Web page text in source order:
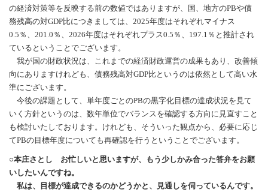
の経済対策等を反映する前の数値ではありますが、国、地方のPBや債
務残高の対GDP比につきましては、2025年度はそれぞれマイナス
0.5％、201.0％、2026年度はそれぞれプラス0.5％、197.1％と推計され
ているということでございます。
我が国の財政状況は、これまでの経済財政運営の成果もあり、改善傾
向にありますけれども、債務残高対GDP比というのは依然として高い水
準にございます。
今後の課題として、単年度ごとのPBの黒字化目標の達成状況を見て
いく方針というのは、数年単位でバランスを確認する方向に見直すこと
も検討いたしております。けれども、そういった観点から、必要に応じ
てPBの目標年度についても再確認を行うということでございます。
○本庄さとし お忙しいと思いますが、もう少しかみ合った答弁をお願
いしたいんですね。
私は、目標が達成できるのかどうかと、見通しを伺っているんです。